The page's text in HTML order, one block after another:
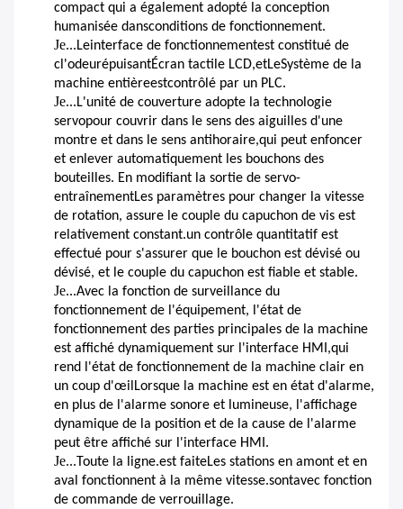
compact qui a également adopté la conception
humanisée dansconditions de fonctionnement.
Je...Leinterface de fonctionnementest constitué de
cl'odeurépuisantÉcran tactile LCD,etLeSystème de la
machine entièreestcontrôlé par un PLC.
Je...L'unité de couverture adopte la technologie
servopour couvrir dans le sens des aiguilles d'une
montre et dans le sens antihoraire,qui peut enfoncer
et enlever automatiquement les bouchons des
bouteilles. En modifiant la sortie de servo-
entraînementLes paramètres pour changer la vitesse
de rotation, assure le couple du capuchon de vis est
relativement constant.un contrôle quantitatif est
effectué pour s'assurer que le bouchon est dévisé ou
dévisé, et le couple du capuchon est fiable et stable.
Je...Avec la fonction de surveillance du
fonctionnement de l'équipement, l'état de
fonctionnement des parties principales de la machine
est affiché dynamiquement sur l'interface HMI,qui
rend l'état de fonctionnement de la machine clair en
un coup d'œilLorsque la machine est en état d'alarme,
en plus de l'alarme sonore et lumineuse, l'affichage
dynamique de la position et de la cause de l'alarme
peut être affiché sur l'interface HMI.
Je...Toute la ligne.est faiteLes stations en amont et en
aval fonctionnent à la même vitesse.sontavec fonction
de commande de verrouillage.